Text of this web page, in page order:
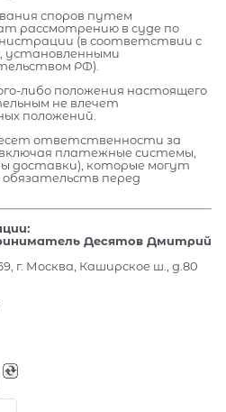
споров путем
рассмотрению в суде по
(в соответствии с
установленными
РФ).
либо положения настоящего
не влечет
положений.
ответственности за
платежные системы,
доставки), которые могут
перед
Десятов Дмитрий
г. Москва, Каширское ш., д.80